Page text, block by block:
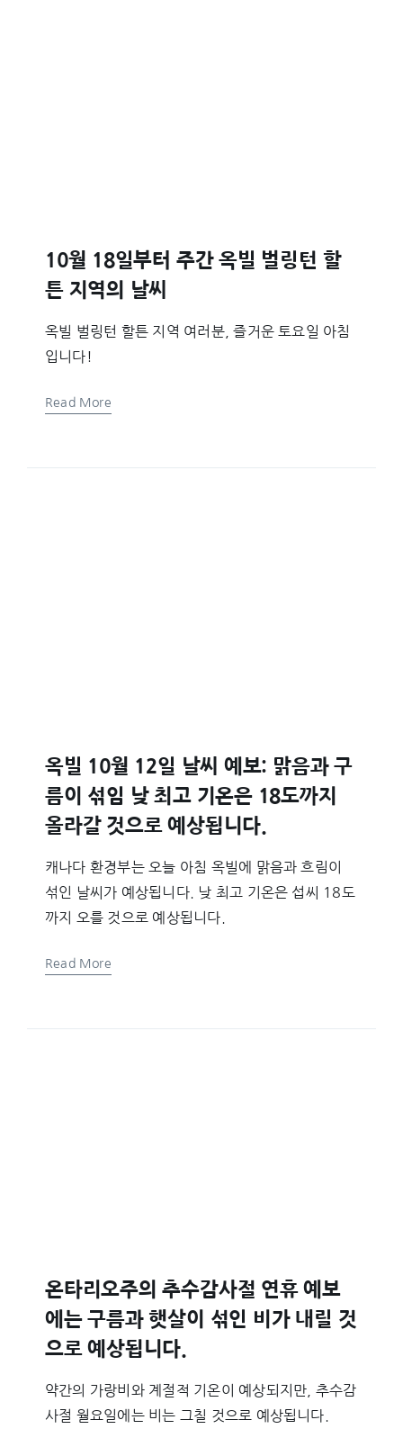
10월 18일부터 주간 옥빌 벌링턴 할
튼 지역의 날씨
옥빌 벌링턴 할튼 지역 여러분, 즐거운 토요일 아침
입니다!
Read More
옥빌 10월 12일 날씨 예보: 맑음과 구
름이 섞임 낮 최고 기온은 18도까지
올라갈 것으로 예상됩니다.
캐나다 환경부는 오늘 아침 옥빌에 맑음과 흐림이
섞인 날씨가 예상됩니다. 낮 최고 기온은 섭씨 18도
까지 오를 것으로 예상됩니다.
Read More
온타리오주의 추수감사절 연휴 예보
에는 구름과 햇살이 섞인 비가 내릴 것
으로 예상됩니다.
약간의 가랑비와 계절적 기온이 예상되지만, 추수감
사절 월요일에는 비는 그칠 것으로 예상됩니다.